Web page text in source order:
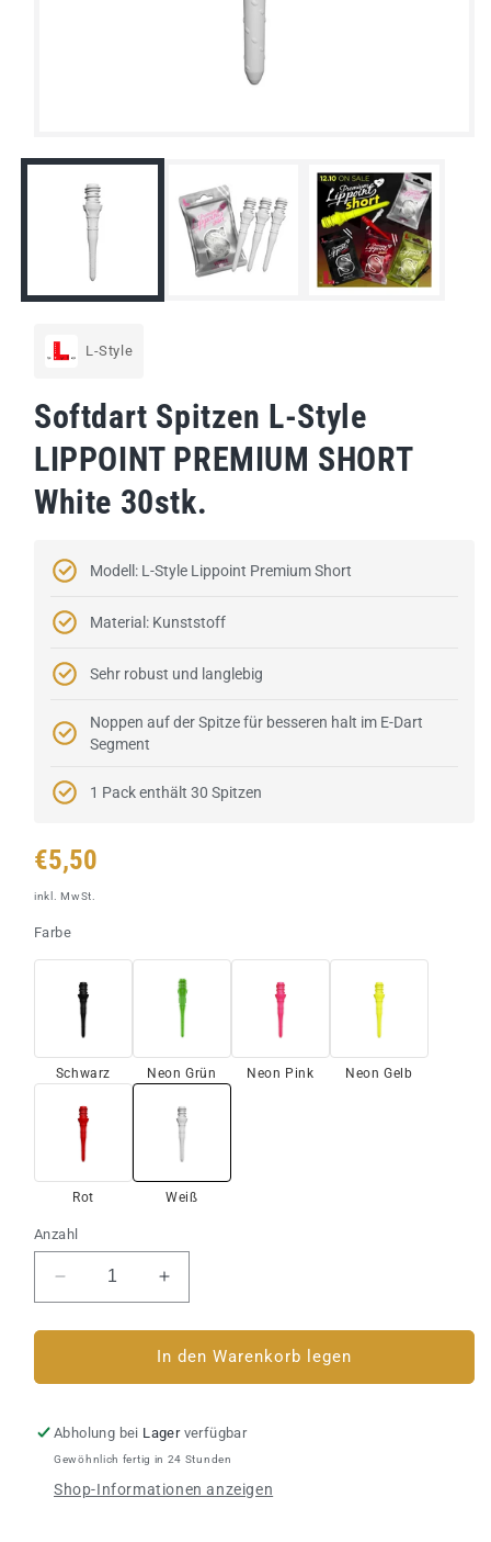
1
L-Style
Softdart Spitzen L-Style
LIPPOINT PREMIUM SHORT
White 30stk.
Modell: L-Style Lippoint Premium Short
Material: Kunststoff
Sehr robust und langlebig
Noppen auf der Spitze für besseren halt im E-Dart
Segment
1 Pack enthält 30 Spitzen
Normaler
Preis
€5,50
inkl. MwSt.
Farbe
Schwarz Neon Grün Neon Pink Neon Gelb
Rot Weiß
Anzahl
Verringere
die
Menge
L-
LIPPOINT
PREMIUM
Erhöhe
die
Menge
für
Style
LIPPOINT
PREMIUM
In den Warenkorb legen
Abholung bei Lagerverfügbar
Gewöhnlich fertig in 24 Stunden
Shop-Informationen anzeigen